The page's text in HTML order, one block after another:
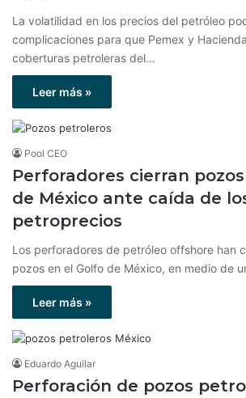
La volatilidad en los precios del petróleo
complicaciones para que Pemex y
coberturas petroleras del…
Leer más »
Pool CEO
Perforadores cierran
de México ante caída de
petroprecios
Los perforadores de petróleo offshore han
pozos en el Golfo de México, en medio de
Leer más »
Eduardo Aguilar
Perforación de pozos